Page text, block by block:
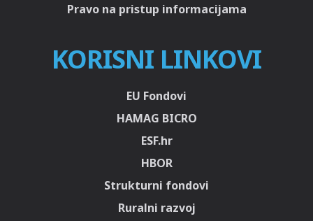
Pravo na pristup informacijama
KORISNI LINKOVI
EU Fondovi
HAMAG BICRO
ESF.hr
HBOR
Strukturni fondovi
Ruralni razvoj